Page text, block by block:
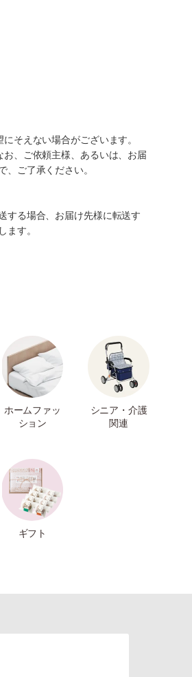
そえない場合がございます。
、ご依頼主様、あるいは、お届
ご了承ください。
する場合、お届け先様に転送す
す。
ホームファッ
ション
シニア・介護
関連
ギフト